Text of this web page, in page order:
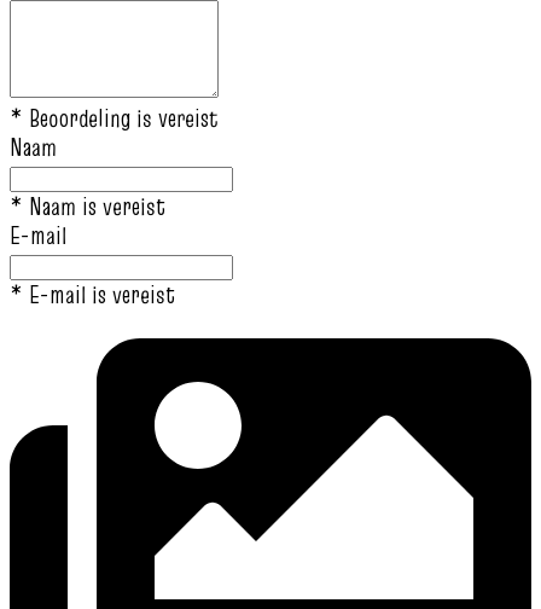
* Beoordeling is vereist
Naam
* Naam is vereist
E-mail
* E-mail is vereist